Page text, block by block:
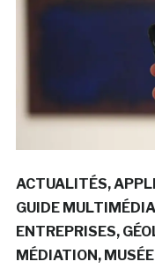
ACTUALITÉS
GUIDE MULTIMÉDIA
ENTREPRISES
MÉDIATION MUSÉE